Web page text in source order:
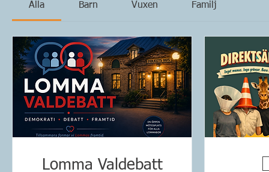
Alla Barn Vuxen Familj
Lomma Valdebatt